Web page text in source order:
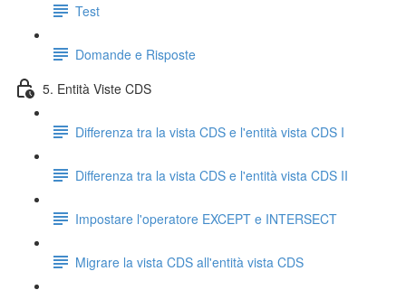
Test
Domande e Risposte
5. Entità Viste CDS
Differenza tra la vista CDS e l'entità vista CDS I
Differenza tra la vista CDS e l'entità vista CDS II
Impostare l'operatore EXCEPT e INTERSECT
Migrare la vista CDS all'entità vista CDS